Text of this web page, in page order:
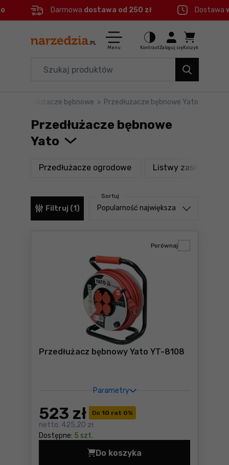
Menu główne
Filtry
Produkty
Mapa strony
Darmowa dostawa od 250 zł Dostawa
Menu KontrastZaloguj się Koszyk
Elektronarzędzia
Akcesoria
Okazje
Przedłużacze bębnowe > Przedłużacze bębnowe Yato
Przedłużacze bębnowe
Yato
Przedłużacze ogrodowe produktyListwy zasilające,
Filtruj (1)
Sortuj
Sortuj od
Popularność największa
Przedłużacz bębnowy Yato YT-8108
Parametry
Do 10 rat 0%
523 zł
netto: 425,20 zł
Dostępne: 5 szt.
Porównaj
Do koszyka
Przedłużacz bębnowy Yato